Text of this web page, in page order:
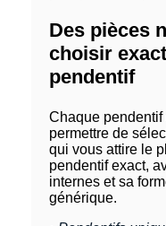
Des pièces
choisir
pendentif
Chaque
permettre de
qui vous attire le
pendentif exact,
internes et sa
générique.